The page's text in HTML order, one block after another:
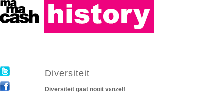
Diversiteit
Diversiteit gaat nooit vanzelf